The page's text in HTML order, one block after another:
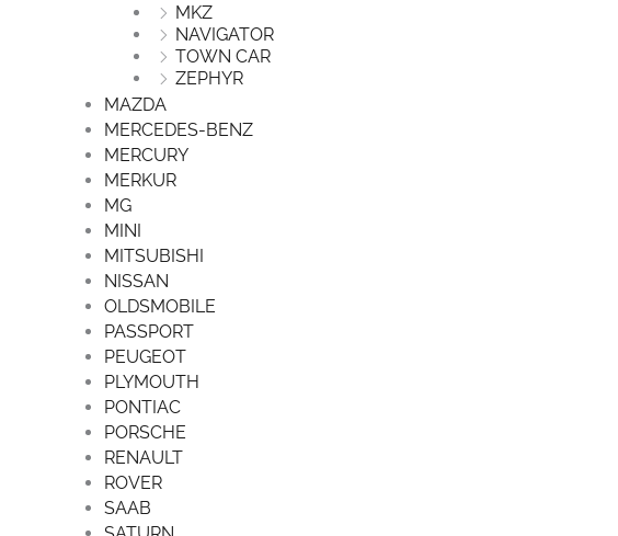
MKZ
NAVIGATOR
TOWN CAR
ZEPHYR
MAZDA
MERCEDES-BENZ
MERCURY
MERKUR
MG
MINI
MITSUBISHI
NISSAN
OLDSMOBILE
PASSPORT
PEUGEOT
PLYMOUTH
PONTIAC
PORSCHE
RENAULT
ROVER
SAAB